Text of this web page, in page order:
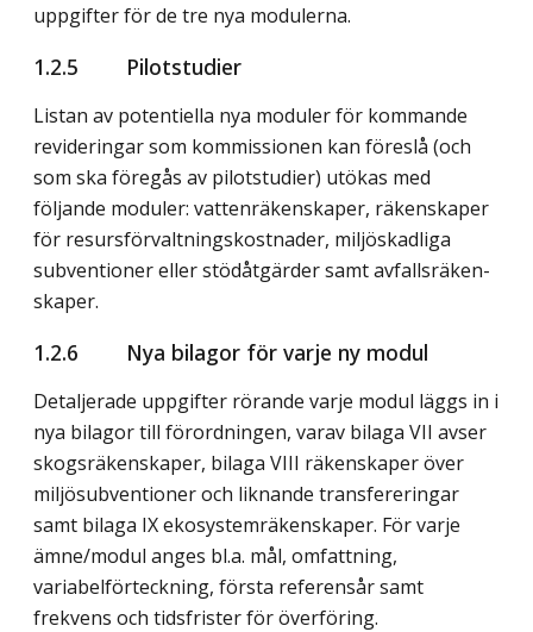
uppgifter för de tre nya modulerna.
1.2.5 Pilotstudier
Listan av potentiella nya moduler för kommande
revideringar som kom­missionen kan föreslå (och
som ska föregås av pilotstudier) utökas med
följande moduler: vattenräkenskaper, räkenskaper
för resursförvaltnings­kost­nader, miljöskadliga
subventioner eller stödåtgärder samt avfalls­räken­
skaper.
1.2.6 Nya bilagor för varje ny modul
Detaljerade uppgifter rörande varje modul läggs in i
nya bilagor till för­ord­ningen, varav bilaga VII avser
skogsräkenskaper, bilaga VIII räken­skaper över
miljösubventioner och liknande transfereringar
samt bilaga IX eko­systemräkenskaper. För varje
ämne/modul anges bl.a. mål, omfatt­ning,
variabelförteckning, första referensår samt
frekvens och tidsfrister för över­föring.